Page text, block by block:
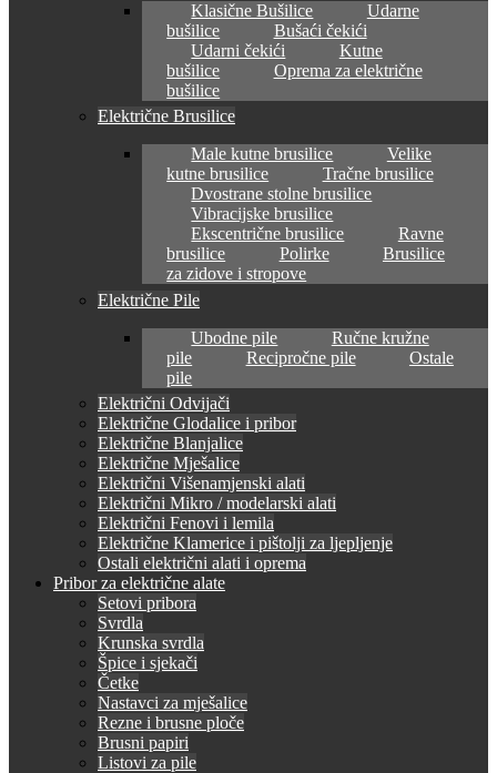
Klasične Bušilice
Udarne
bušilice
Bušaći čekići
Udarni čekići
Kutne
bušilice
Oprema za električne
bušilice
Električne Brusilice
Male kutne brusilice
Velike
kutne brusilice
Tračne brusilice
Dvostrane stolne brusilice
Vibracijske brusilice
Ekscentrične brusilice
Ravne
brusilice
Polirke
Brusilice
za zidove i stropove
Električne Pile
Ubodne pile
Ručne kružne
pile
Recipročne pile
Ostale
pile
Električni Odvijači
Električne Glodalice i pribor
Električne Blanjalice
Električne Mješalice
Električni Višenamjenski alati
Električni Mikro / modelarski alati
Električni Fenovi i lemila
Električne Klamerice i pištolji za ljepljenje
Ostali električni alati i oprema
Pribor za električne alate
Setovi pribora
Svrdla
Krunska svrdla
Špice i sjekači
Četke
Nastavci za mješalice
Rezne i brusne ploče
Brusni papiri
Listovi za pile